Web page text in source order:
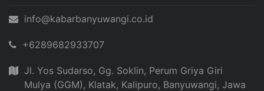
info@kabarbanyuwangi.co.id
+6289682933707
Jl. Yos Sudarso, Gg. Soklin, Perum Griya Giri
Mulya (GGM), Klatak, Kalipuro, Banyuwangi, Jawa